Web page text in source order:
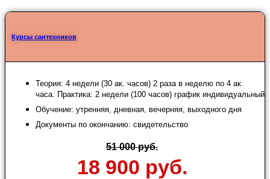
Курсы сантехников
Теория: 4 недели (30 ак. часов) 2 раза в неделю по 4 ак.
часа. Практика: 2 недели (100 часов) график индивидуальный
Обучение: утренняя, дневная, вечерняя, выходного дня
Документы по окончанию: свидетельство
51 000 руб.
18 900 руб.